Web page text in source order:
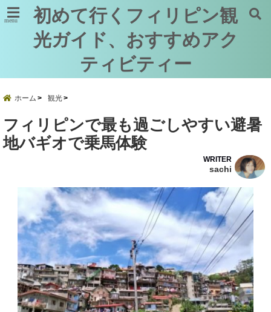
menu
初めて行くフィリピン観
光ガイド、おすすめアク
ティビティー
ホーム 観光
フィリピンで最も過ごしやすい避暑
地バギオで乗馬体験
WRITER
sachi